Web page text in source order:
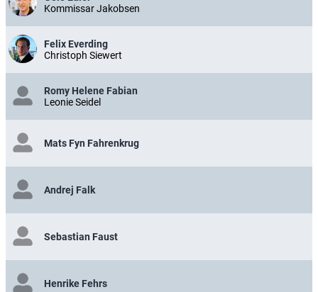
Kommissar Jakobsen
Felix Everding
Christoph Siewert
Romy Helene Fabian
Leonie Seidel
Mats Fyn Fahrenkrug
Andrej Falk
Sebastian Faust
Henrike Fehrs